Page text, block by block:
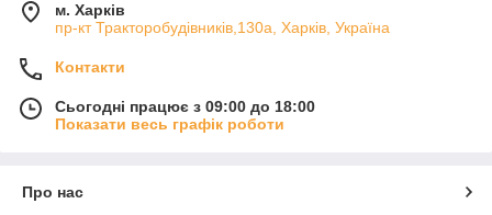
м. Харків
пр-кт Тракторобудівників,130а, Харків, Україна
Контакти
Сьогодні працює з 09:00 до 18:00
Показати весь графік роботи
Про нас